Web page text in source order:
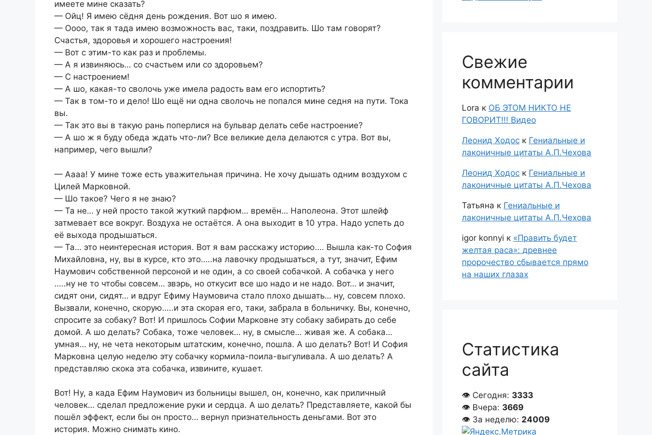
имеете мине сказать?
— Ойц! Я имею сёдня день рождения. Вот шо я имею.
— Оооо, так я тада имею возможность вас, таки, поздравить. Шо там говорят?
Счастья, здоровья и хорошего настроения!
— Вот с этим-то как раз и проблемы.
— А я извиняюсь… со счастьем или со здоровьем?
— С настроением!
— А шо, какая-то сволочь уже имела радость вам его испортить?
— Так в том-то и дело! Шо ещё ни одна сволочь не попался мине седня на пути. Тока
вы.
— Так это вы в такую рань поперлися на бульвар делать себе настроение?
— А шо ж я буду обеда ждать что-ли? Все великие дела делаются с утра. Вот вы,
например, чего вышли?
— Аааа! У мине тоже есть уважительная причина. Не хочу дышать одним воздухом с
Цилей Марковной.
— Шо такое? Чего я не знаю?
— Та не… у ней просто такой жуткий парфюм… времён… Наполеона. Этот шлейф
затмевает все вокруг. Воздуха не остаётся. А она выходит в 10 утра. Надо успеть до
её выхода продышаться.
— Та… это неинтересная история. Вот я вам расскажу историю…. Вышла как-то София
Михайловна, ну, вы в курсе, кто это…..на лавочку продышаться, а тут, значит, Ефим
Наумович собственной персоной и не один, а со своей собачкой. А собачка у него
…..ну не то чтобы совсем… звэрь, но откусит все шо надо и не надо. Вот… и значит,
сидят они, сидят… и вдруг Ефиму Наумовича стало плохо дышать… ну, совсем плохо.
Вызвали, конечно, скорую…..и эта скорая его, таки, забрала в больничку. Вы, конечно,
спросите за собаку? Вот! И пришлось Софии Марковне эту собаку забирать до себе
домой. А шо делать? Собака, тоже человек… ну, в смысле… живая же. А собака…
умная… ну, не чета некоторым штатским, конечно, пошла. А шо делать? Вот! И София
Марковна целую неделю эту собачку кормила-поила-выгуливала. А шо делать? А
представляю скока эта собачка, извините, кушает.
Вот! Ну, а када Ефим Наумович из больницы вышел, он, конечно, как приличный
человек… сделал предложение руки и сердца. А шо делать? Представляете, какой бы
пошёл эффект, если бы он просто… вернул признательность деньгами. Вот это
история. Можно снимать кино.
Свежие
комментарии
Lora к ОБ ЭТОМ НИКТО НЕ
ГОВОРИТ!!! Видео
Леонид Ходос к Гениальные и
лаконичные цитаты А.П.Чехова
Леонид Ходос к Гениальные и
лаконичные цитаты А.П.Чехова
Татьяна к Гениальные и
лаконичные цитаты А.П.Чехова
igor konnyi к «Править будет
желтая раса»: древнее
пророчество сбывается прямо
на наших глазах
Статистика
сайта
👁 Сегодня: 3333
👁 Вчера: 3669
👁 За неделю: 24009